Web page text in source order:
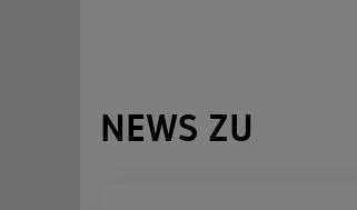
NEWS ZU